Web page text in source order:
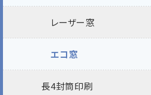
透けない撥水
特白
機能性封筒
エコ
パステルカラー封筒
Sカラー封筒
エコ封筒
透けない撥水
特白
ケント
機能性封筒
カラー封筒
パステルカラー封筒
エコ封筒
ケント
特白
機能性封筒
カラー封筒
パステルカラー封筒
エコ封筒
白封筒
カラー封筒
パステルカラー封筒
長2封筒
長30封筒
長6・窓封筒
長4
角2
A4窓
FSC森林認証 ケント
透けない撥水
長3窓
長4
長4窓
未晒クラフト
ケント
パステル
ホワイト
FSC森林認証
封筒
ホワイトケントCoC
名刺
循環型RC100・RC100
封筒
RC40
パステルカラー封筒
長3窓
カラー封筒
長3
Sカラー封筒
レーザー窓
エコ窓
長4封筒印刷